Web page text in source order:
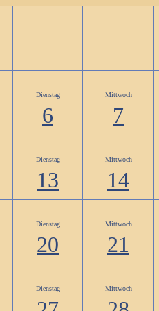
Dienstag
6
Mittwoch
7
Dienstag
13
Mittwoch
14
Dienstag
20
Mittwoch
21
Dienstag Mittwoch